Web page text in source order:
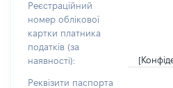
Реєстраційний
номер облікової
картки платника
податків (за
наявності):
Реквізити паспорта